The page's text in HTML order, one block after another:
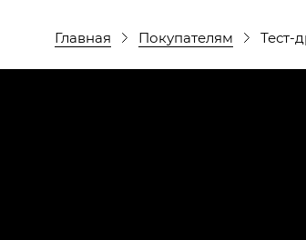
Главная Покупателям Тест-